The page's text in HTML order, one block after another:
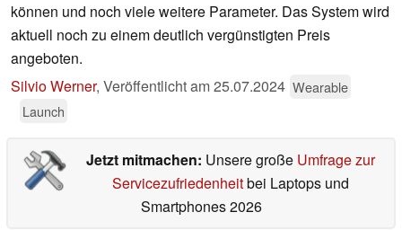
können und noch viele weitere Parameter. Das System wird
aktuell noch zu einem deutlich vergünstigten Preis
angeboten.
Silvio Werner, Veröffentlicht am25.07.2024 Wearable
Launch
Jetzt mitmachen: Unsere große Umfrage zur
Servicezufriedenheitbei Laptops und
Smartphones 2026